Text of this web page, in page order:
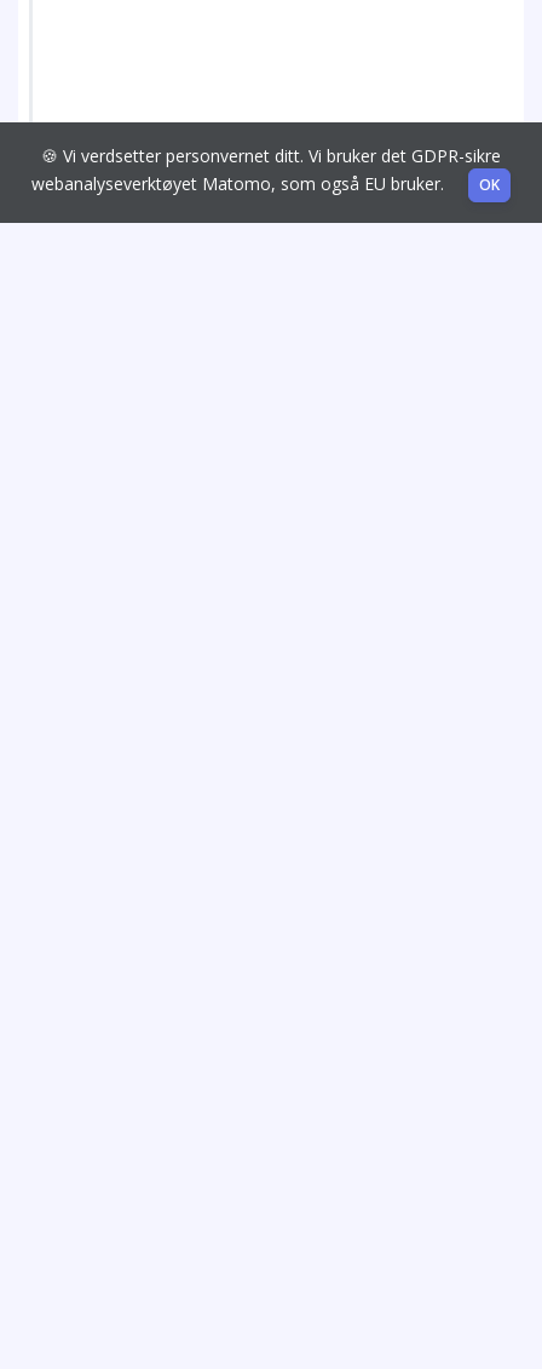
🍪 Vi verdsetter personvernet ditt. Vi bruker det GDPR-sikre
webanalyseverktøyet Matomo, som også EU bruker.
OK